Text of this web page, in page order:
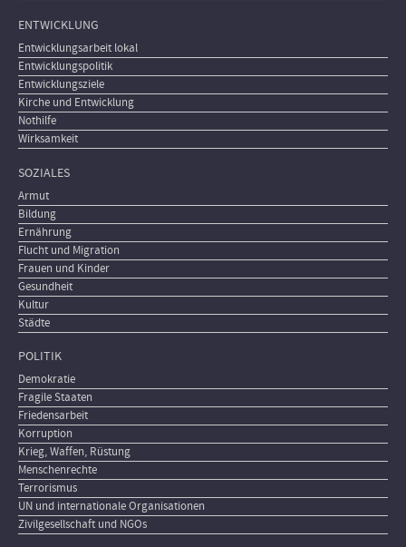
ENTWICKLUNG
Entwicklungsarbeit lokal
Entwicklungspolitik
Entwicklungsziele
Kirche und Entwicklung
Nothilfe
Wirksamkeit
SOZIALES
Armut
Bildung
Ernährung
Flucht und Migration
Frauen und Kinder
Gesundheit
Kultur
Städte
POLITIK
Demokratie
Fragile Staaten
Friedensarbeit
Korruption
Krieg, Waffen, Rüstung
Menschenrechte
Terrorismus
UN und internationale Organisationen
Zivilgesellschaft und NGOs